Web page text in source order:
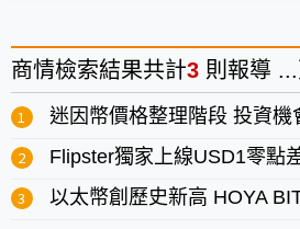
商情檢索結果共計3 則報導 ...
迷因幣價格整理階段 投資機
Flipster獨家上線USD1零點差永續合
以太幣創歷史新高 HOYA